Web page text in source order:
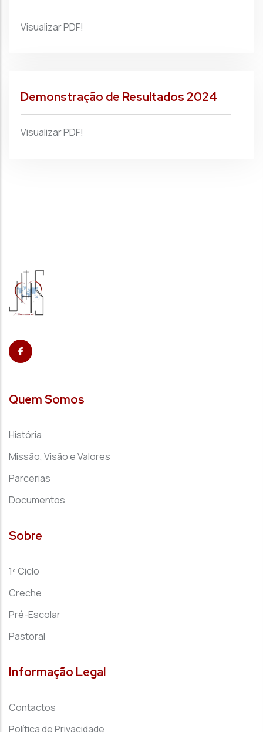
Visualizar PDF!
Demonstração de Resultados 2024
Visualizar PDF!
Quem Somos
História
Missão, Visão e Valores
Parcerias
Documentos
Sobre
1º Ciclo
Creche
Pré-Escolar
Pastoral
Informação Legal
Contactos
Política de Privacidade